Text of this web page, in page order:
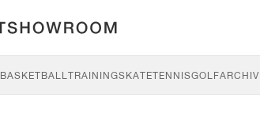
BASKETBALLTRAININGSKATETENNISGOLFARCHIV